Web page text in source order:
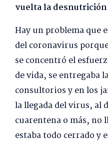
vuelta la desnutrición
Hay un problema que
del coronavirus
se concentró el
de vida, se entregaba
consultorios y en los
la llegada del virus, al
cuarentena o más, no
estaba todo cerrado y